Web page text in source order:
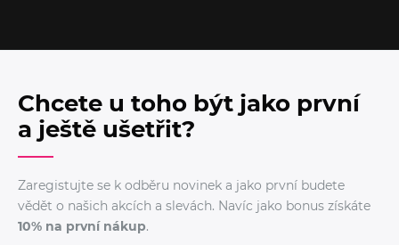
Chcete u toho být jako první
a ještě ušetřit?
Zaregistujte se k odběru novinek a jako první budete
vědět o našich akcích a slevách. Navíc jako bonus získáte
10% na první nákup.